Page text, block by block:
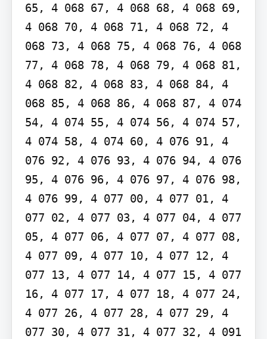
65, 4 068 67, 4 068 68, 4 068 69,
4 068 70, 4 068 71, 4 068 72, 4
068 73, 4 068 75, 4 068 76, 4 068
77, 4 068 78, 4 068 79, 4 068 81,
4 068 82, 4 068 83, 4 068 84, 4
068 85, 4 068 86, 4 068 87, 4 074
54, 4 074 55, 4 074 56, 4 074 57,
4 074 58, 4 074 60, 4 076 91, 4
076 92, 4 076 93, 4 076 94, 4 076
95, 4 076 96, 4 076 97, 4 076 98,
4 076 99, 4 077 00, 4 077 01, 4
077 02, 4 077 03, 4 077 04, 4 077
05, 4 077 06, 4 077 07, 4 077 08,
4 077 09, 4 077 10, 4 077 12, 4
077 13, 4 077 14, 4 077 15, 4 077
16, 4 077 17, 4 077 18, 4 077 24,
4 077 26, 4 077 28, 4 077 29, 4
077 30, 4 077 31, 4 077 32, 4 091